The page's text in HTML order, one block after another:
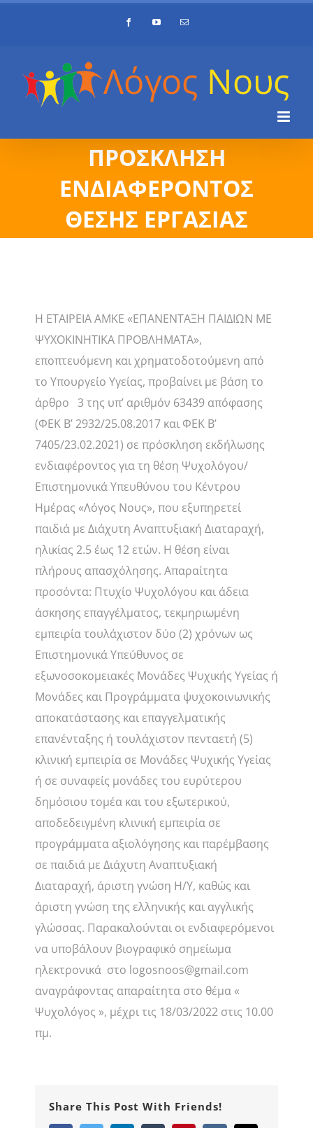
FacebookYouTubeEmail
ΠΡΟΣΚΛΗΣΗ
ΕΝΔΙΑΦΕΡΟΝΤΟΣ
ΘΕΣΗΣ ΕΡΓΑΣΙΑΣ
H ΕΤΑΙΡΕΙΑ ΑΜΚΕ «ΕΠΑΝΕΝΤΑΞΗ ΠΑΙΔΙΩΝ ΜΕ
ΨΥΧΟΚΙΝΗΤΙΚΑ ΠΡΟΒΛΗΜΑΤΑ»,
εποπτευόμενη και χρηματοδοτούμενη από
το Υπουργείο Υγείας, προβαίνει με βάση το
άρθρο 3 της υπ’ αριθμόν 63439 απόφασης
(ΦΕΚ Β’ 2932/25.08.2017 και ΦΕΚ Β’
7405/23.02.2021) σε πρόσκληση εκδήλωσης
ενδιαφέροντος για τη θέση Ψυχολόγου/
Επιστημονικά Υπευθύνου του Κέντρου
Ημέρας «Λόγος Νους», που εξυπηρετεί
παιδιά με Διάχυτη Αναπτυξιακή Διαταραχή,
ηλικίας 2.5 έως 12 ετών. Η θέση είναι
πλήρους απασχόλησης. Απαραίτητα
προσόντα: Πτυχίο Ψυχολόγου και άδεια
άσκησης επαγγέλματος, τεκμηριωμένη
εμπειρία τουλάχιστον δύο (2) χρόνων ως
Επιστημονικά Υπεύθυνος σε
εξωνοσοκομειακές Μονάδες Ψυχικής Υγείας ή
Μονάδες και Προγράμματα ψυχοκοινωνικής
αποκατάστασης και επαγγελματικής
επανένταξης ή τουλάχιστον πενταετή (5)
κλινική εμπειρία σε Μονάδες Ψυχικής Υγείας
ή σε συναφείς μονάδες του ευρύτερου
δημόσιου τομέα και του εξωτερικού,
αποδεδειγμένη κλινική εμπειρία σε
προγράμματα αξιολόγησης και παρέμβασης
σε παιδιά με Διάχυτη Αναπτυξιακή
Διαταραχή, άριστη γνώση Η/Υ, καθώς και
άριστη γνώση της ελληνικής και αγγλικής
γλώσσας. Παρακαλούνται οι ενδιαφερόμενοι
να υποβάλουν βιογραφικό σημείωμα
ηλεκτρονικά στο logosnoos@gmail.com
αναγράφοντας απαραίτητα στο θέμα «
Ψυχολόγος », μέχρι τις 18/03/2022 στις 10.00
πμ.
Share This Post With Friends!